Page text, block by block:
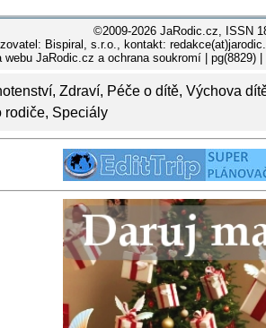
, Zdraví, Péče o dítě, Výchova
rodiče, Speciály
©2009-2026 JaRodic.cz, ISSN
Bispiral, s.r.o., kontakt:
webu JaRodic.cz a ochrana soukromí | pg(8829) |